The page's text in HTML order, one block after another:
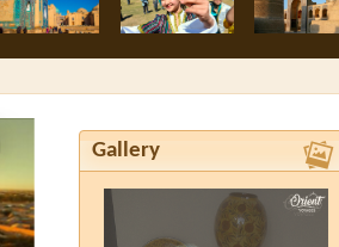
Gallery